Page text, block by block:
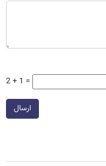
2 + 1 =
ارسال